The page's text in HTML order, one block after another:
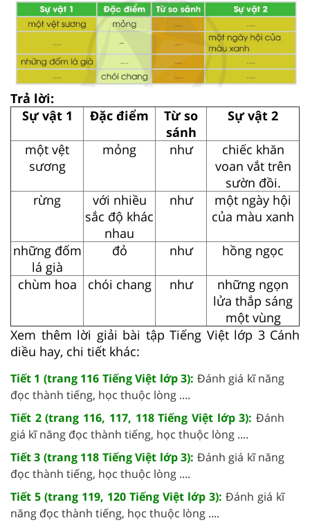
Trả lời:
Sự vật 1
Đặc điểm
Từ so
sánh
Sự vật 2
một vệt
sương
mỏng như
chiếc khăn
voan vắt trên
sườn đồi.
rừng
với nhiều
sắc độ khác
nhau
như
một ngày hội
của màu xanh
những đốm
lá già
đỏ như hồng ngọc
chùm hoa chói chang như
những ngọn
lửa thắp sáng
một vùng
Xem thêm lời giải bài tập Tiếng Việt lớp 3 Cánh
diều hay, chi tiết khác:
Tiết 1 (trang 116 Tiếng Việt lớp 3): Đánh giá kĩ năng
đọc thành tiếng, học thuộc lòng ....
Tiết 2 (trang 116, 117, 118 Tiếng Việt lớp 3): Đánh
giá kĩ năng đọc thành tiếng, học thuộc lòng ....
Tiết 3 (trang 118 Tiếng Việt lớp 3): Đánh giá kĩ năng
đọc thành tiếng, học thuộc lòng ....
Tiết 5 (trang 119, 120 Tiếng Việt lớp 3): Đánh giá kĩ
năng đọc thành tiếng, học thuộc lòng ....